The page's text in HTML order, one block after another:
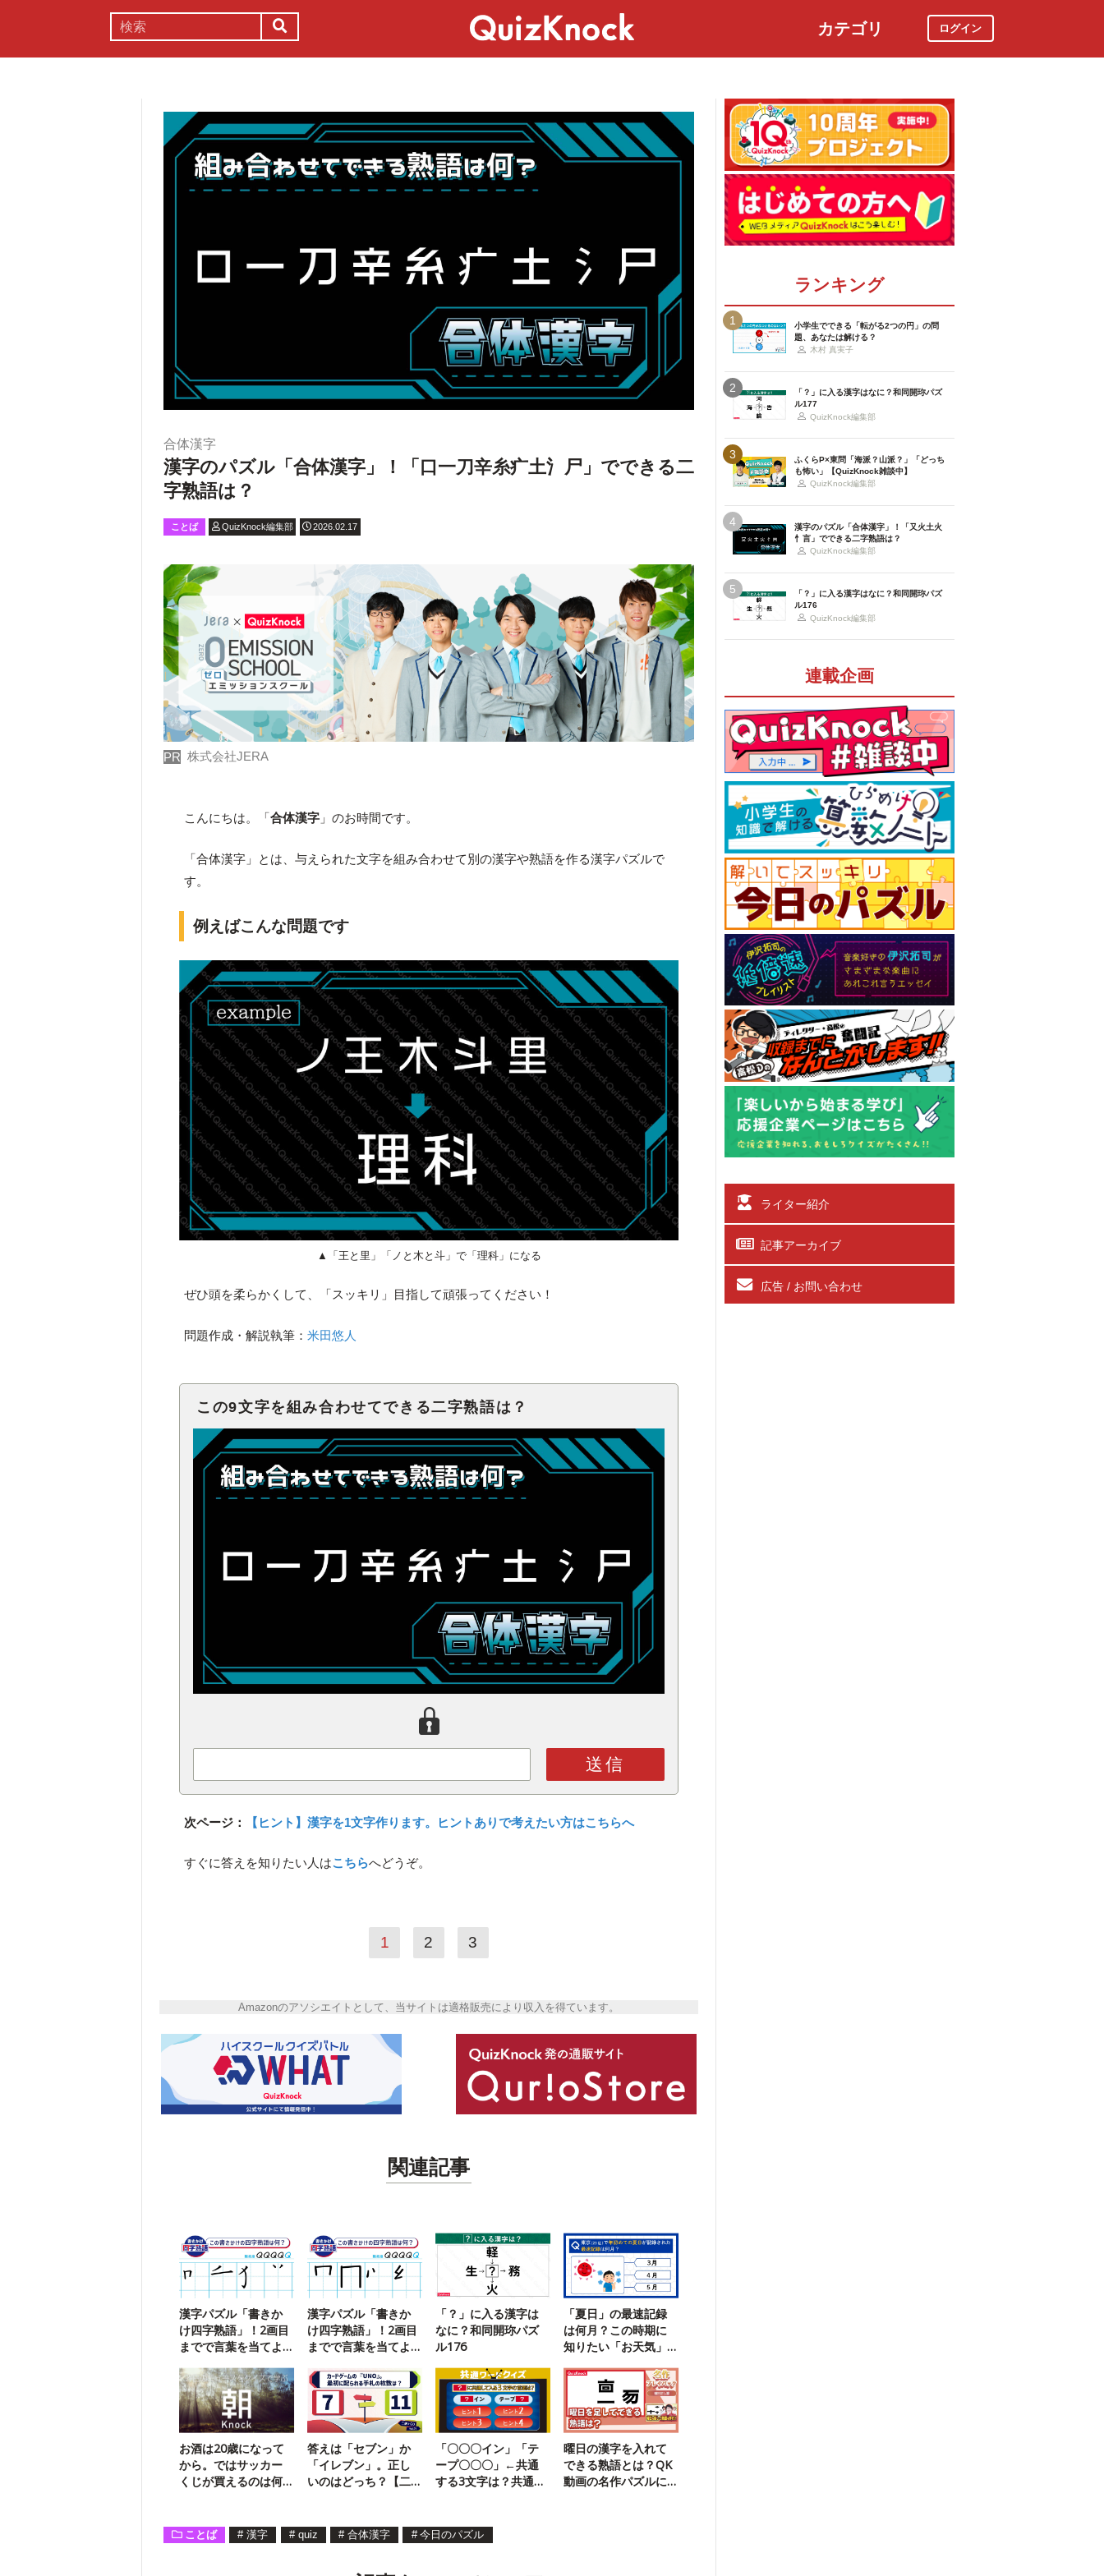
カテゴリ ログイン
合体漢字
漢字のパズル「合体漢字」！「口一刀辛糸疒土氵尸」でできる二
字熟語は？
ことば QuizKnock編集部 2026.02.17
PR 株式会社JERA
こんにちは。「合体漢字 」のお時間です。
「合体漢字」とは、与えられた文字を組み合わせて別の漢字や熟語を作る漢字パズルで
す。
例えばこんな問題です
▲「王と里」「ノと木と斗」で「理科」になる
ぜひ頭を柔らかくして、「スッキリ」目指して頑張ってください！
問題作成・解説執筆：米田悠人
この9文字を組み合わせてできる二字熟語は？
送信
次ページ： 【ヒント】漢字を1文字作ります。ヒントありで考えたい方はこちらへ
すぐに答えを知りたい人はこちらへどうぞ。
1 2 3
Amazonのアソシエイトとして、当サイトは適格販売により収入を得ています。
関連記事
漢字パズル「書きか
け四字熟語」！2画目
までで言葉を当てよ
漢字パズル「書きか
け四字熟語」！2画目
までで言葉を当てよ
「？」に入る漢字は
なに？和同開珎パズ
ル176
「夏日」の最速記録
は何月？この時期に
知りたい「お天気」
お酒は20歳になって
から。ではサッカー
くじが買えるのは何
答えは「セブン」か
「イレブン」。正し
いのはどっち？【二
「〇〇〇イン」「テ
ープ〇〇〇」←共通
する3文字は？共通ワ
曜日の漢字を入れて
できる熟語とは？QK
動画の名作パズルに
ことば # 漢字 # quiz # 合体漢字 # 今日のパズル
ランキング
1
小学生でできる「転がる2つの円」の問
題、あなたは解ける？
木村 真実子
2
「？」に入る漢字はなに？和同開珎パズ
ル177
QuizKnock編集部
3
ふくらP×東問「海派？山派？」「どっち
も怖い」【QuizKnock雑談中】
QuizKnock編集部
4
漢字のパズル「合体漢字」！「又火土火
忄言」でできる二字熟語は？
QuizKnock編集部
5
「？」に入る漢字はなに？和同開珎パズ
ル176
QuizKnock編集部
連載企画
ライター紹介
記事アーカイブ
広告 / お問い合わせ